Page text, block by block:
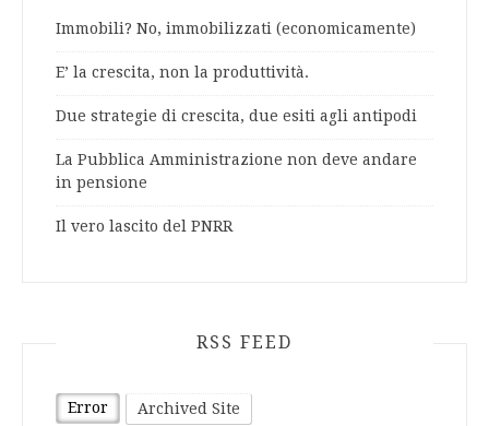
Immobili? No, immobilizzati (economicamente)
E’ la crescita, non la produttività.
Due strategie di crescita, due esiti agli antipodi
La Pubblica Amministrazione non deve andare
in pensione
Il vero lascito del PNRR
RSS FEED
Error Archived Site